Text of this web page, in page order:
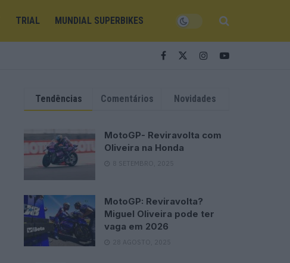
TRIAL MUNDIAL SUPERBIKES
Tendências Comentários Novidades
MotoGP- Reviravolta com
Oliveira na Honda
8 SETEMBRO, 2025
MotoGP: Reviravolta?
Miguel Oliveira pode ter
vaga em 2026
28 AGOSTO, 2025